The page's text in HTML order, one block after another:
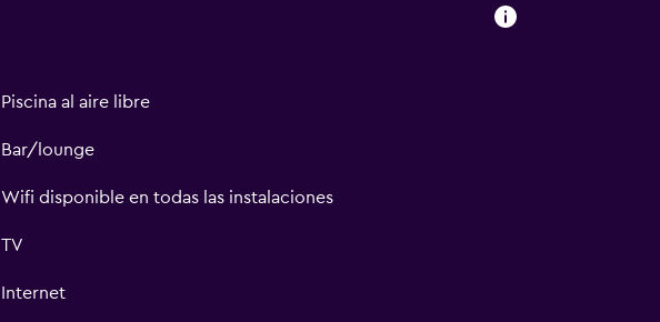
Piscina al aire libre
Bar/lounge
Wifi disponible en todas las instalaciones
TV
Internet